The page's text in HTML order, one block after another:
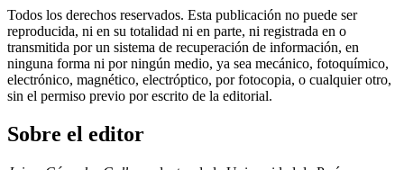
Todos los derechos reservados. Esta publicación no puede ser
reproducida, ni en su totalidad ni en parte, ni registrada en o
transmitida por un sistema de recuperación de información, en
ninguna forma ni por ningún medio, ya sea mecánico, fotoquímico,
electrónico, magnético, electróptico, por fotocopia, o cualquier otro,
sin el permiso previo por escrito de la editorial.
Sobre el editor